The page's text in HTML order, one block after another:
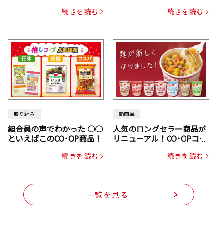
続きを読む
じん・コーン入り）続きを読む
取り組み
組合員の声でわかった ○○
といえばこのCO･OP商品！
続きを読む
新商品
人気のロングセラー商品が
リニューアル！CO･OPコー
続きを読む
一覧を見る